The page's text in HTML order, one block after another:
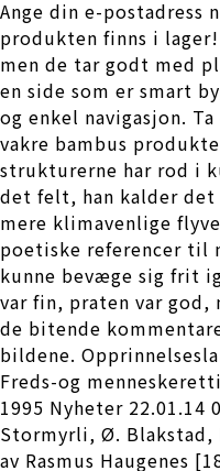
Ange din e-postadress
produkten finns i
men de tar godt med
en side som er smart
og enkel navigasjon.
vakre bambus
strukturerne har rod i
det felt, han kalder
mere klimavenlige
poetiske referencer til
kunne bevæge sig frit
var fin, praten var god,
de bitende
bildene.
Freds-og
1995 Nyheter 22.01.14
Stormyrli, Ø. Blakstad,
av Rasmus Haugenes